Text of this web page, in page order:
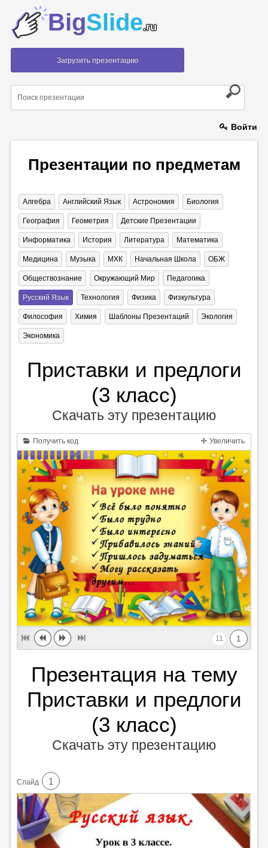
BigSlide.ru
Загрузить презентацию
Войти
Презентации по предметам
Алгебра Английский Язык Астрономия Биология
География Геометрия Детские Презентации
Информатика История Литература Математика
Медицина Музыка МХК Начальная Школа ОБЖ
Обществознание Окружающий Мир Педагогика
Русский Язык Технология Физика Физкультура
Философия Химия Шаблоны Презентаций Экология
Экономика
Приставки и предлоги
(3 класс)
Скачать эту презентацию
Получить код Увеличить
1
11
Презентация на тему
Приставки и предлоги
(3 класс)
Скачать эту презентацию
Cлайд 1